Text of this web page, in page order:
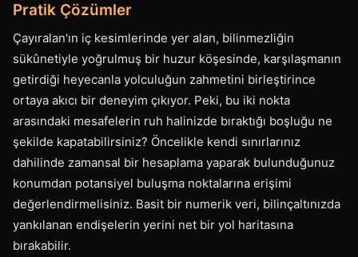
Pratik Çözümler
Çayıralan'ın iç kesimlerinde yer alan, bilinmezliğin
sükûnetiyle yoğrulmuş bir huzur köşesinde, karşılaşmanın
getirdiği heyecanla yolculuğun zahmetini birleştirince
ortaya akıcı bir deneyim çıkıyor. Peki, bu iki nokta
arasındaki mesafelerin ruh halinizde bıraktığı boşluğu ne
şekilde kapatabilirsiniz? Öncelikle kendi sınırlarınız
dahilinde zamansal bir hesaplama yaparak bulunduğunuz
konumdan potansiyel buluşma noktalarına erişimi
değerlendirmelisiniz. Basit bir numerik veri, bilinçaltınızda
yankılanan endişelerin yerini net bir yol haritasına
bırakabilir.